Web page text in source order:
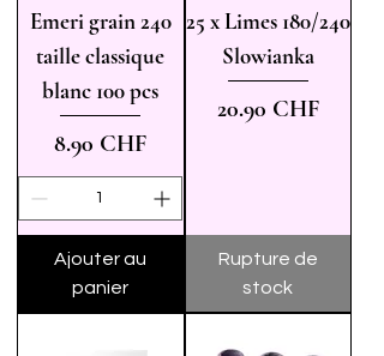
Emeri grain 240
taille classique
blanc 100 pcs
Prix
8.90 CHF
Ajouter au
panier
25 x Limes 180/240
Slowianka
Prix
20.90 CHF
Rupture de
stock